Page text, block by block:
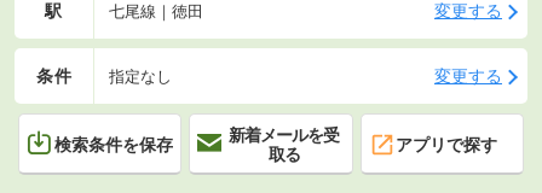
駅 七尾線｜徳田 変更する
条件 指定なし 変更する
検索条件を保存
新着メールを受
取る
アプリで探す